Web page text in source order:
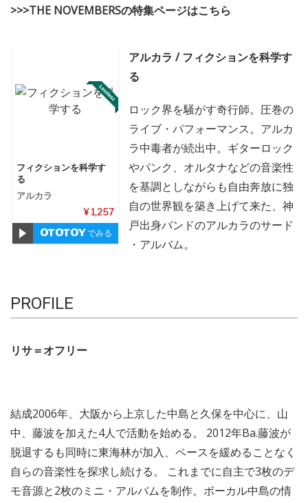
>>>THE NOVEMBERSの特集ページはこちら
フィクションを科学す
る
アルカラ
¥ 1,257
でみる
アルカラ / フィクションを科学す
る
ロック界を騒がす奇行師。圧巻の
ライブ・パフォーマンス。アルカ
ラ中毒者が続出中。ギターロック
やパンク、オルタナなどの音楽性
を基調としながらも自由奔放に独
自の世界観を築き上げて来た、神
戸出身バンドのアルカラのサード
・アルバム。
PROFILE
リサ＝オフリー
結成2006年、大阪から上京した中島と久保を中心に、山
中、藤波を加えた4人で活動を始める。 2012年Ba.藤波が
脱退するも同時に東海林が加入、ペースを緩めることなく
自らの音楽性を探求し続ける。 これまでに自主で3枚のデ
モ音源と2枚のミニ・アルバムを制作。ボーカル中島の情